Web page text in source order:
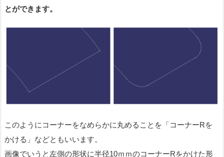
とができます。
このようにコーナーをなめらかに丸めることを「コーナーRを
かける」などともいいます。
画像でいうと左側の形状に半径10ｍｍのコーナーRをかけた形